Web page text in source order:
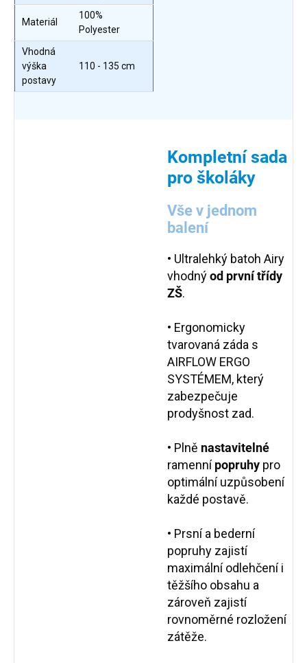
Materiál
100%
Polyester
Vhodná
výška
postavy
110 - 135 cm
Kompletní sada
pro školáky
Vše v jednom
balení
• Ultralehký batoh Airy
vhodnýod první třídy
ZŠ.
• Ergonomicky
tvarovaná záda s
AIRFLOW ERGO
SYSTÉMEM, který
zabezpečuje
prodyšnost zad.
• Plně nastavitelné
ramennípopruhy pro
optimální uzpůsobení
každé postavě.
• Prsní a bederní
popruhy zajistí
maximální odlehčení i
těžšího obsahu a
zároveň zajistí
rovnoměrné rozložení
zátěže.